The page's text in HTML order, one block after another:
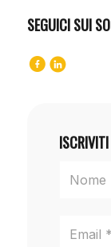
SEGUICI SUI